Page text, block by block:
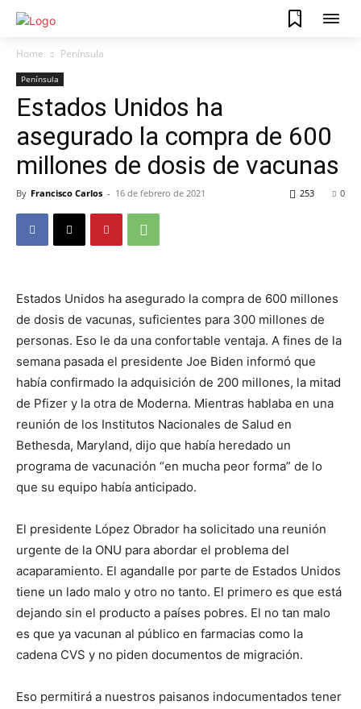
0
Home Península
Península
Estados Unidos ha
asegurado la compra de 600
millones de dosis de vacunas
By Francisco Carlos - 16 de febrero de 2021 0
253
Estados Unidos ha asegurado la compra de 600 millones
de dosis de vacunas, suficientes para 300 millones de
personas. Eso le da una confortable ventaja. A fines de la
semana pasada el presidente Joe Biden informó que
había confirmado la adquisición de 200 millones, la mitad
de Pfizer y la otra de Moderna. Mientras hablaba en una
reunión de los Institutos Nacionales de Salud en
Bethesda, Maryland, dijo que había heredado un
programa de vacunación “en mucha peor forma” de lo
que su equipo había anticipado.
El presidente López Obrador ha solicitado una reunión
urgente de la ONU para abordar el problema del
acaparamiento. El agandalle por parte de Estados Unidos
tiene un lado malo y otro no tanto. El primero es que está
dejando sin el producto a países pobres. El no tan malo
es que ya vacunan al público en farmacias como la
cadena CVS y no piden documentos de migración.
Eso permitirá a nuestros paisanos indocumentados tener